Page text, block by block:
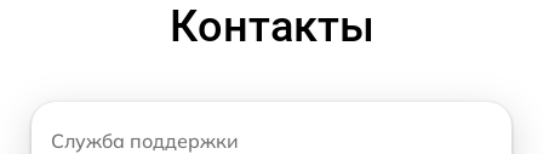
Контакты
Служба поддержки